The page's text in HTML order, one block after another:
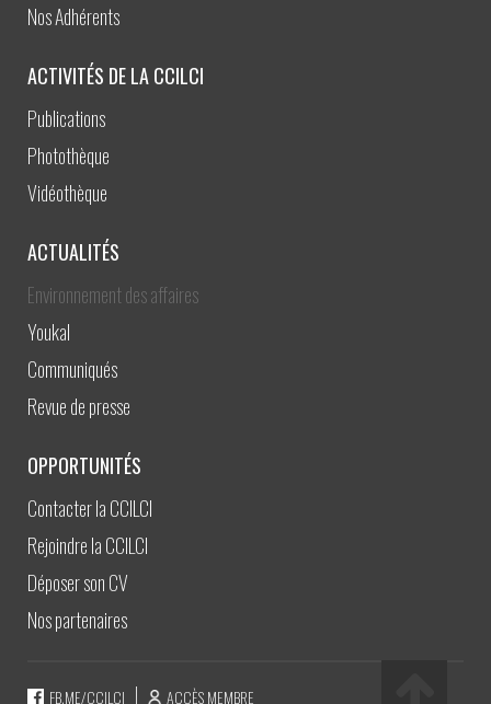
Nos Adhérents
ACTIVITÉS DE LA CCILCI
Publications
Photothèque
Vidéothèque
ACTUALITÉS
Environnement des affaires
Youkal
Communiqués
Revue de presse
OPPORTUNITÉS
Contacter la CCILCI
Rejoindre la CCILCI
Déposer son CV
Nos partenaires
FB.ME/CCILCI ACCÈS MEMBRE